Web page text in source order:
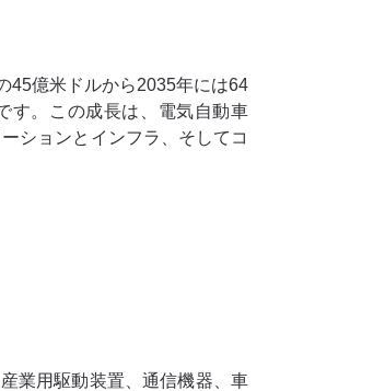
45億米ドルから2035年には64
す。この成長は、電気自動車
ションとインフラ、そしてコ
業用駆動装置、通信機器、車